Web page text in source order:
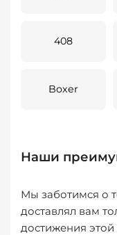
408
Boxer
Наши
Мы заботимся о
доставлял вам
достижения